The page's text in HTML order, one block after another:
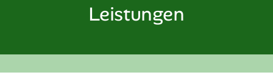
Leistungen